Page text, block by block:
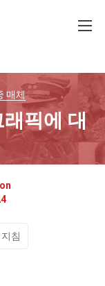
매체
픽에 대
침